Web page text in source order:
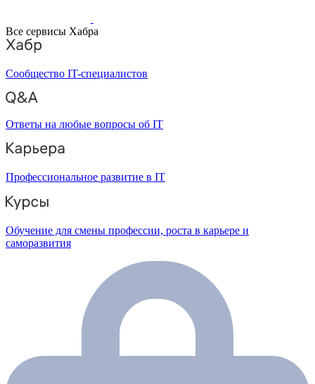
Все сервисы Хабра
Сообщество IT-специалистов
Ответы на любые вопросы об IT
Профессиональное развитие в IT
Обучение для смены профессии, роста в карьере и
саморазвития